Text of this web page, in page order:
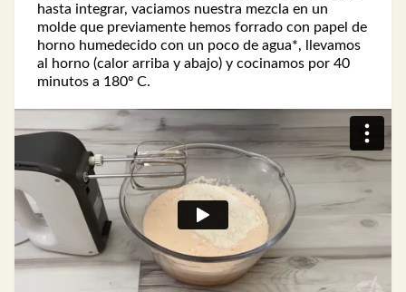
hasta integrar, vaciamos nuestra mezcla en un
molde que previamente hemos forrado con papel de
horno humedecido con un poco de agua*, llevamos
al horno (calor arriba y abajo) y cocinamos por 40
minutos a 180º C.